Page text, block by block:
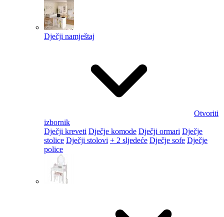
Dječji namještaj
Otvoriti
izbornik
Dječji kreveti Dječje komode Dječji ormari Dječje
stolice Dječji stolovi + 2 sljedeće Dječje sofe Dječje
police